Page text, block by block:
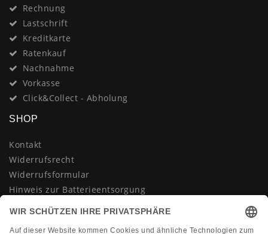
Rechnung
Lastschrift
Kreditkarte
Ratenkauf
Nachnahme
Vorkasse
Click&Collect - Abholung
SHOP
Kontakt
Widerrufsrecht
Widerrufsformular
Hinweis zur Batterieentsorgung
Datenschutzerklärung